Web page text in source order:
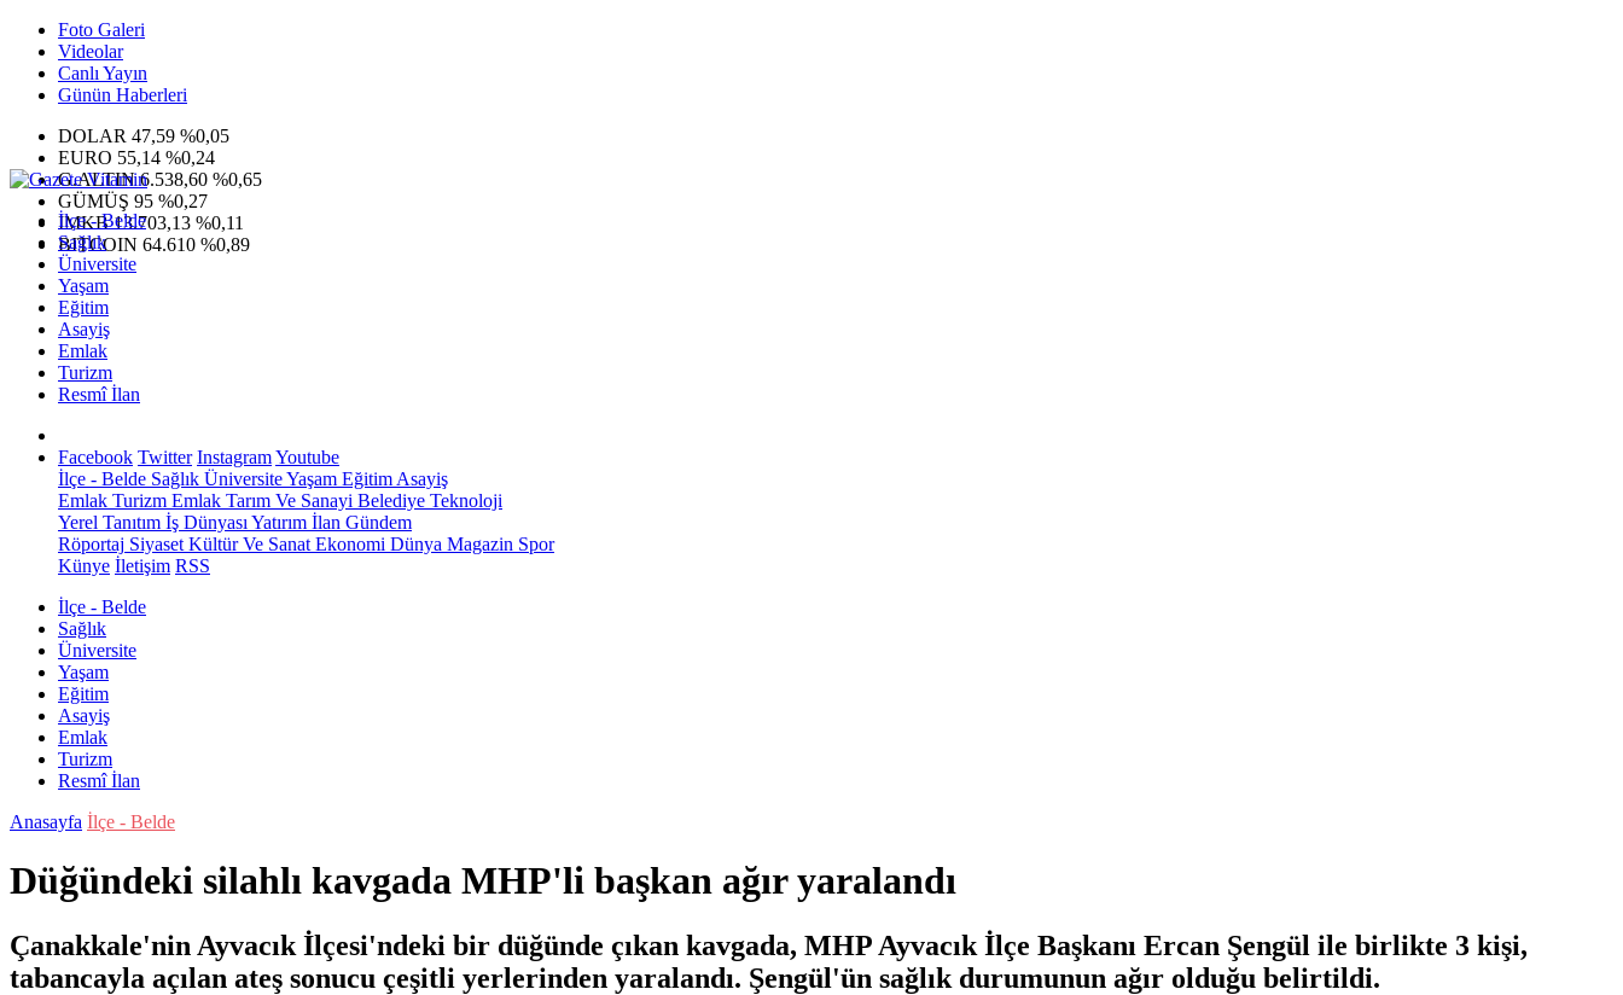
Foto Galeri
Videolar
Canlı Yayın
Günün Haberleri
DOLAR 47,59 %0,05
EURO 55,14 %0,24
G.ALTIN6.538,60 %0,65
GÜMÜŞ 95 %0,27
IMKB13.703,13 %0,11
BITCOIN 64.610 %0,89
İlçe - Belde
Sağlık
Üniversite
Yaşam
Eğitim
Asayiş
Emlak
Turizm
Resmî İlan
Facebook Twitter InstagramYoutube
İlçe - Belde Sağlık ÜniversiteYaşam Eğitim Asayiş
Emlak Turizm Emlak Tarım Ve Sanayi Belediye Teknoloji
Yerel Tanıtım İş Dünyası Yatırım İlan Gündem
Röportaj Siyaset Kültür Ve Sanat Ekonomi Dünya Magazin Spor
Künye İletişim RSS
İlçe - Belde
Sağlık
Üniversite
Yaşam
Eğitim
Asayiş
Emlak
Turizm
Resmî İlan
Anasayfa İlçe - Belde
Düğündeki silahlı kavgada MHP'li başkan ağır yaralandı
Çanakkale'nin Ayvacık İlçesi'ndeki bir düğünde çıkan kavgada, MHP Ayvacık İlçe Başkanı Ercan Şengül ile birlikte 3 kişi,
tabancayla açılan ateş sonucu çeşitli yerlerinden yaralandı. Şengül'ün sağlık durumunun ağır olduğu belirtildi.